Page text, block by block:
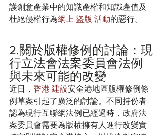
護創意產業中的知識產權和知識產值及
杜絕侵權行為網上 盜版 活動的惡行。
2.關於版權修例的討論：現
行立法會法案委員會法例
與未來可能的改變
近日， 香港 建設安全港地區版權修例條
例草案引起了廣泛的討論。不同持份者
認為現行互聯網法例已經過時，政府法
案委員會需要為版權擁有人進行改變實